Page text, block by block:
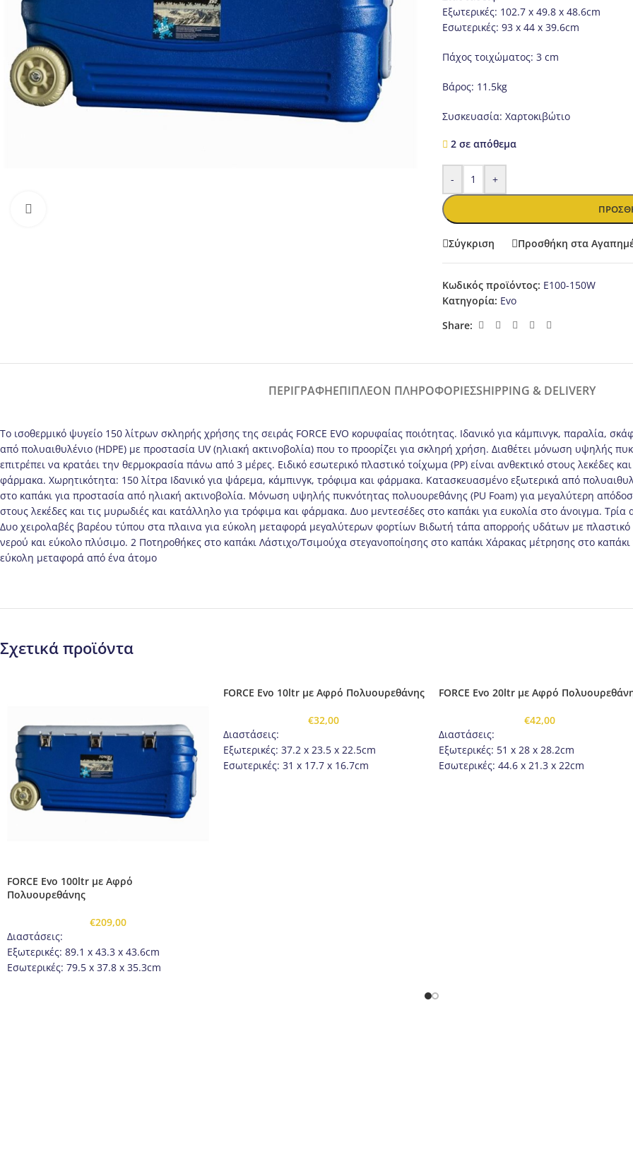
Εξωτερικές: 102.7 x 49.8 x 48.6cm
Εσωτερικές: 93 x 44 x 39.6cm
Πάχος τοιχώματος: 3 cm
Βάρος: 11.5kg
Συσκευασία: Χαρτοκιβώτιο
2 σε απόθεμα
- +
Σύγκριση Προσθήκη στα
Κωδικός προϊόντος: E100-150W
Κατηγορία: Evo
Share:
ΠΕΡΙΓΡΑΦΉΕΠΙΠΛΈΟΝ ΠΛΗΡΟΦΟΡΊΕΣSHIPPING & DELIVERY
Το ισοθερμικό ψυγείο 150 λίτρων σκληρής χρήσης της σειράς FORCE EVO κορυφαίας ποιότητας. Ιδανικό για κάμπινγκ, παραλία,
από πολυαιθυλένιο (HDPE) με προστασία UV (ηλιακή ακτινοβολία) που το προορίζει για σκληρή χρήση. Διαθέτει μόνωση υψηλής
επιτρέπει να κρατάει την θερμοκρασία πάνω από 3 μέρες. Eιδικό εσωτερικό πλαστικό τοίχωμα (PP) είναι ανθεκτικό στους λεκέδες
φάρμακα. Χωρητικότητα: 150 λίτρα Ιδανικό για ψάρεμα, κάμπινγκ, τρόφιμα και φάρμακα. Κατασκευασμένο εξωτερικά από
στο καπάκι για προστασία από ηλιακή ακτινοβολία. Mόνωση υψηλής πυκνότητας πολυουρεθάνης (PU Foam) για μεγαλύτερη
στους λεκέδες και τις μυρωδιές και κατάλληλο για τρόφιμα και φάρμακα. Δυο μεντεσέδες στο καπάκι για ευκολία στο άνοιγμα.
Δυο χειρολαβές βαρέου τύπου στα πλαινα για εύκολη μεταφορά μεγαλύτερων φορτίων Βιδωτή τάπα απορροής υδάτων με πλαστικό
νερού και εύκολο πλύσιμο. 2 Ποτηροθήκες στο καπάκι Λάστιχο/Τσιμούχα στεγανοποίησης στο καπάκι Χάρακας μέτρησης στο καπάκι
εύκολη μεταφορά από ένα άτομο
Σχετικά προϊόντα
FORCE Evo 100ltr με Αφρό
Πολυουρεθάνης
€209,00
Διαστάσεις:
Εξωτερικές: 89.1 x 43.3 x 43.6cm
Εσωτερικές: 79.5 x 37.8 x 35.3cm
FORCE Evo 10ltr με Αφρό Πολυουρεθάνης
€32,00
Διαστάσεις:
Εξωτερικές: 37.2 x 23.5 x 22.5cm
Εσωτερικές: 31 x 17.7 x 16.7cm
FORCE Evo 20ltr με Αφρό
€42,00
Διαστάσεις:
Εξωτερικές: 51 x 28 x 28.2cm
Εσωτερικές: 44.6 x 21.3 x 22cm